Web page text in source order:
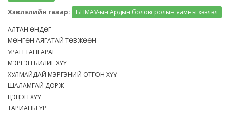
Хэвлэлийн газар:
БНМАУ-ын Ардын боловсролын яамны хэвлэл
АЛТАН ӨНДӨГ
МӨНГӨН АЯГАТАЙ ТӨВЖӨӨН
УРАН ТАНГАРАГ
МЭРГЭН БИЛИГ ХҮҮ
ХУЛМАЙДАЙ МЭРГЭНИЙ ОТГОН ХҮҮ
ШАЛАМГАЙ ДОРЖ
ЦЭЦЭН ХҮҮ
ТАРИАНЫ ҮР